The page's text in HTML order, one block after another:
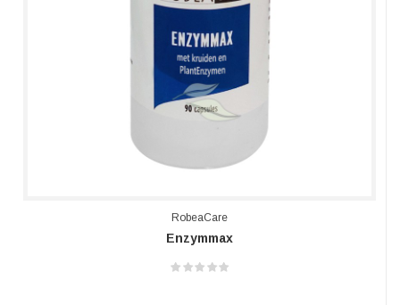
RobeaCare
Enzymmax